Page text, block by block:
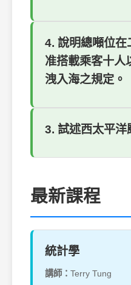
4. 說明總噸位在
准搭載乘客十人
洩入海之規定。
3. 試述西太平洋
最新課程
統計學
講師： Terry Tung